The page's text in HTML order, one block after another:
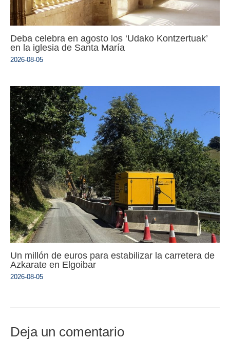
Deba celebra en agosto los ‘Udako Kontzertuak’
en la iglesia de Santa María
2026-08-05
Un millón de euros para estabilizar la carretera de
Azkarate en Elgoibar
2026-08-05
Deja un comentario